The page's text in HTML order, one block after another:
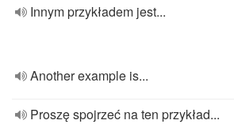
Innym przykładem jest...
Another example is...
Proszę spojrzeć na ten przykład...